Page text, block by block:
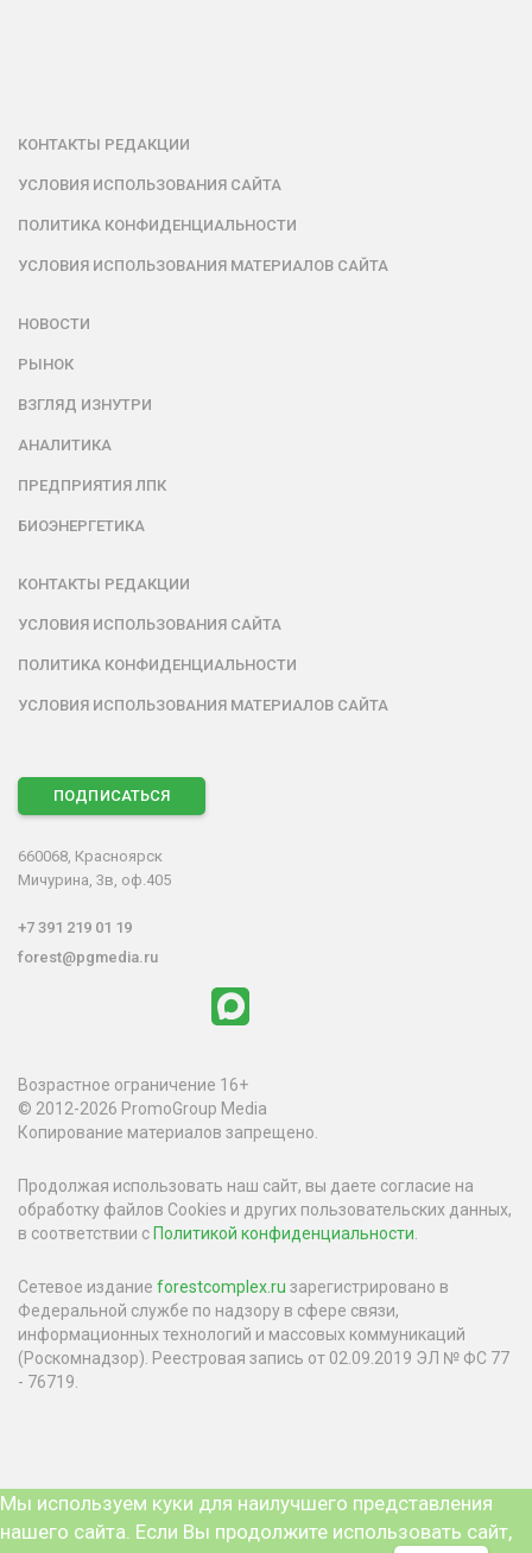
КОНТАКТЫ РЕДАКЦИИ
УСЛОВИЯ ИСПОЛЬЗОВАНИЯ САЙТА
ПОЛИТИКА КОНФИДЕНЦИАЛЬНОСТИ
УСЛОВИЯ ИСПОЛЬЗОВАНИЯ МАТЕРИАЛОВ САЙТА
НОВОСТИ
РЫНОК
ВЗГЛЯД ИЗНУТРИ
АНАЛИТИКА
ПРЕДПРИЯТИЯ ЛПК
БИОЭНЕРГЕТИКА
КОНТАКТЫ РЕДАКЦИИ
УСЛОВИЯ ИСПОЛЬЗОВАНИЯ САЙТА
ПОЛИТИКА КОНФИДЕНЦИАЛЬНОСТИ
УСЛОВИЯ ИСПОЛЬЗОВАНИЯ МАТЕРИАЛОВ САЙТА
ПОДПИСАТЬСЯ
660068, Красноярск
Мичурина, 3в, оф.405
+7 391 219 01 19
forest@pgmedia.ru
Возрастное ограничение 16+
© 2012-2026 PromoGroup Media
Копирование материалов запрещено.
Продолжая использовать наш сайт, вы даете согласие на
обработку файлов Cookies и других пользовательских данных,
в соответствии сПолитикой конфиденциальности
Сетевое издание forestcomplex.ru зарегистрировано в
Федеральной службе по надзору в сфере связи,
информационных технологий и массовых коммуникаций
(Роскомнадзор). Реестровая запись от 02.09.2019 ЭЛ № ФС 77
- 76719.
Мы используем куки для наилучшего представления
нашего сайта. Если Вы продолжите использовать сайт,